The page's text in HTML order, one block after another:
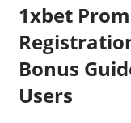
1xbet
Bonus
Users